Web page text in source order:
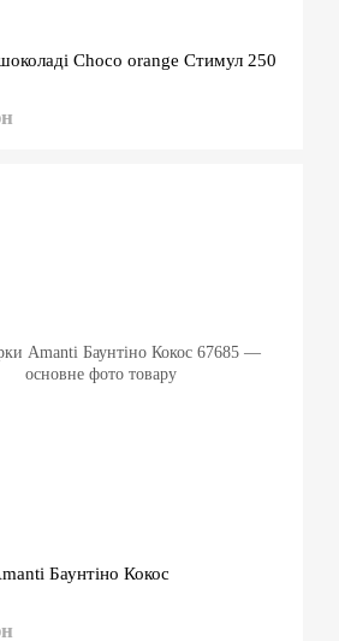
Choco orange Стимул 250
Баунтіно Кокос